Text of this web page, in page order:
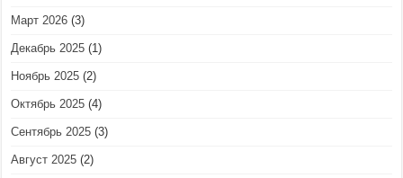
Март 2026 (3)
Декабрь 2025 (1)
Ноябрь 2025 (2)
Октябрь 2025 (4)
Сентябрь 2025 (3)
Август 2025 (2)